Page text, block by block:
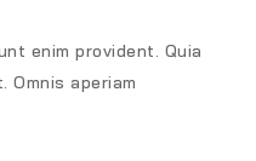
enim provident. Quia
Omnis aperiam